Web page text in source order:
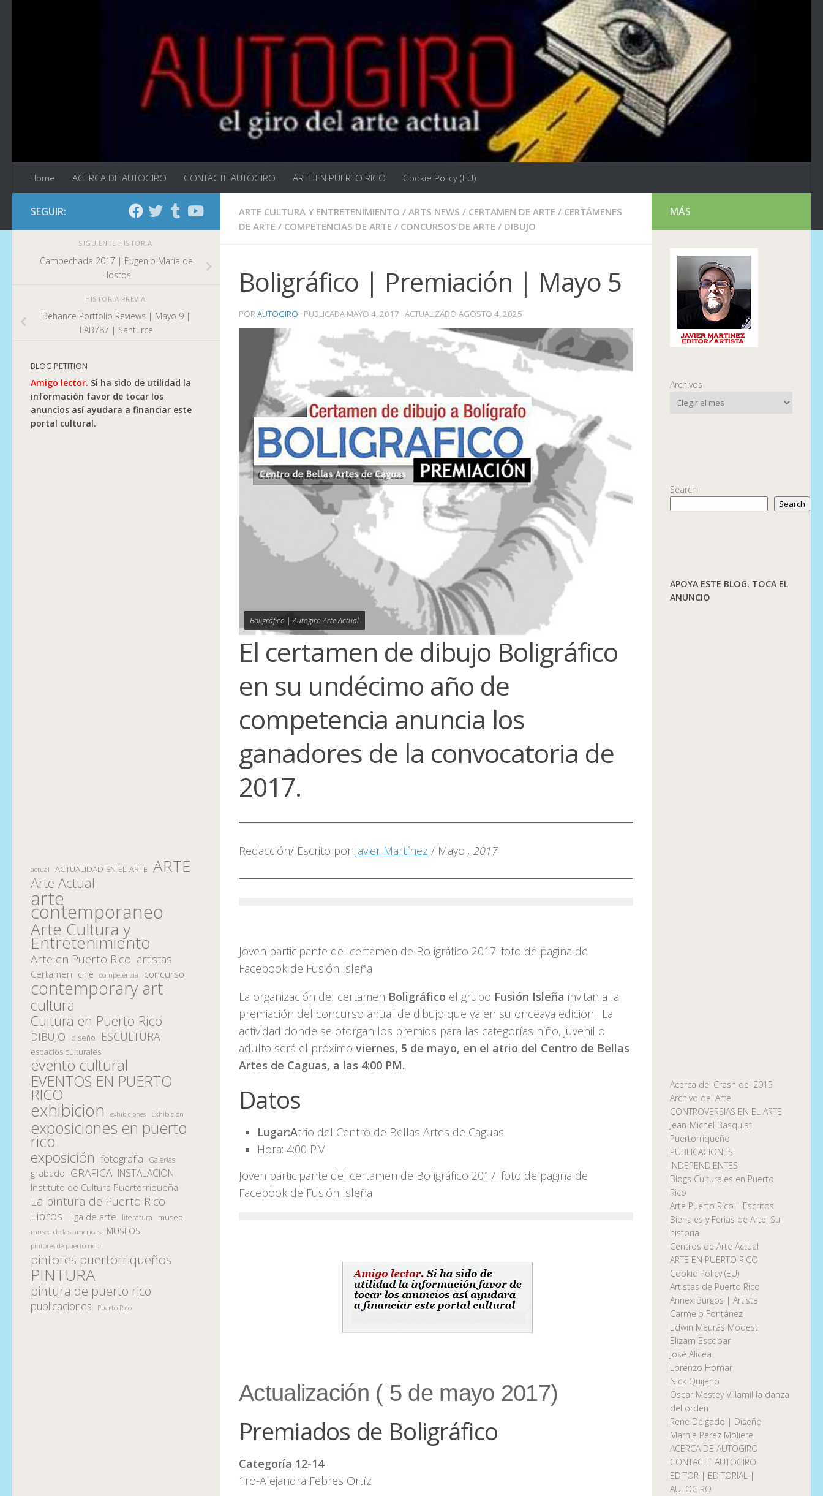
Home ACERCA DE AUTOGIRO CONTACTE AUTOGIRO ARTE EN PUERTO RICO Cookie Policy (EU)
ARTE CULTURA Y ENTRETENIMIENTO / ARTS NEWS / CERTAMEN DE ARTE / CERTÁMENES
DE ARTE / COMPETENCIAS DE ARTE / CONCURSOS DE ARTE / DIBUJO
Boligráfico | Premiación | Mayo 5
PORAUTOGIRO · PUBLICADA MAYO 4, 2017 · ACTUALIZADO AGOSTO 4, 2025
Boligráfico | Autogiro Arte Actual
El certamen de dibujo Boligráfico
en su undécimo año de
competencia anuncia los
ganadores de la convocatoria de
2017.
Redacción/ Escrito por Javier Martínez / Mayo , 2017
Joven participante del certamen de Boligráfico 2017. foto de pagina de
Facebook de Fusión Isleña
La organización del certamen Boligráfico el grupo Fusión Isleña invitan a la
premiación del concurso anual de dibujo que va en su onceava edicion. La
actividad donde se otorgan los premios para las categorías niño, juvenil o
adulto será el próximo viernes, 5 de mayo, en el atrio del Centro de Bellas
Artes de Caguas, a las 4:00 PM.
Datos
Lugar:Atrio del Centro de Bellas Artes de Caguas
Hora: 4:00 PM
Joven participante del certamen de Boligráfico 2017. foto de pagina de
Facebook de Fusión Isleña
Actualización ( 5 de mayo 2017)
Premiados de Boligráfico
Categoría 12-14
1ro-Alejandra Febres Ortíz
SEGUIR:
SIGUIENTE HISTORIA
Campechada 2017 | Eugenio María de
Hostos
HISTORIA PREVIA
Behance Portfolio Reviews | Mayo 9 |
LAB787 | Santurce
BLOG PETITION
Amigo lector. Si ha sido de utilidad la
información favor de tocar los
anuncios así ayudara a financiar este
portal cultural.
actual ACTUALIDAD EN EL ARTE ARTE
Arte Actual
arte
contemporaneo
Arte Cultura y
Entretenimiento
Arte en Puerto Rico artistas
Certamen cine competencia concurso
contemporary art
cultura
Cultura en Puerto Rico
DIBUJO diseño ESCULTURA
espacios culturales
evento cultural
EVENTOS EN PUERTO
RICO
exhibicion exhibiciones Exhibición
exposiciones en puerto
rico
exposición fotografía Galerias
grabado GRAFICA INSTALACION
Instituto de Cultura Puertorriqueña
La pintura de Puerto Rico
Libros Liga de arte literatura museo
museo de las americas MUSEOS
pintores de puerto rico
pintores puertorriqueños
PINTURA
pintura de puerto rico
publicaciones Puerto Rico
MÁS
Archivos
Search
Search
APOYA ESTE BLOG. TOCA EL
ANUNCIO
Acerca del Crash del 2015
Archivo del Arte
CONTROVERSIAS EN EL ARTE
Jean-Michel Basquiat
Puertorriqueño
PUBLICACIONES
INDEPENDIENTES
Blogs Culturales en Puerto
Rico
Arte Puerto Rico | Escritos
Bienales y Ferias de Arte, Su
historia
Centros de Arte Actual
ARTE EN PUERTO RICO
Cookie Policy (EU)
Artistas de Puerto Rico
Annex Burgos | Artista
Carmelo Fontánez
Edwin Maurás Modesti
Elizam Escobar
José Alicea
Lorenzo Homar
Nick Quijano
Oscar Mestey Villamil la danza
del orden
Rene Delgado | Diseño
Marnie Pérez Moliere
ACERCA DE AUTOGIRO
CONTACTE AUTOGIRO
EDITOR | EDITORIAL |
AUTOGIRO